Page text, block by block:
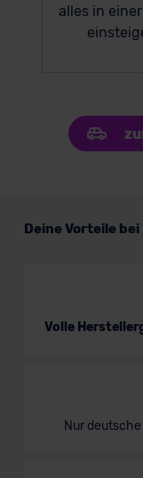
alles in
Deine Vorteile
Volle
Nur